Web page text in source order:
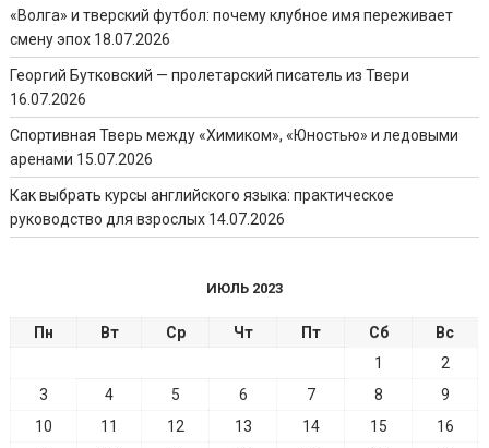
«Волга» и тверский футбол: почему клубное имя переживает
смену эпох 18.07.2026
Георгий Бутковский — пролетарский писатель из Твери
16.07.2026
Спортивная Тверь между «Химиком», «Юностью» и ледовыми
аренами 15.07.2026
Как выбрать курсы английского языка: практическое
руководство для взрослых 14.07.2026
ИЮЛЬ 2023
Пн Вт Ср Чт Пт Сб
Вс
1
2
3
4 5 6 7 8
9
10
11 12 13 14 15
16